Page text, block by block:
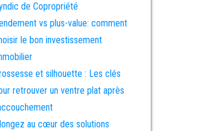
de Copropriété
vs plus-value: comment
le bon investissement
et silhouette : Les clés
retrouver un ventre plat après
au cœur des solutions